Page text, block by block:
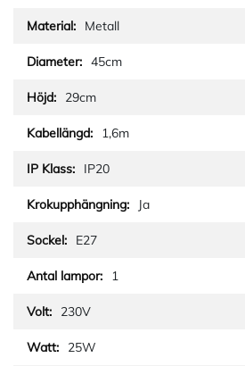
Metall
45cm
29cm
1,6m
IP20
Ja
E27
1
230V
25W